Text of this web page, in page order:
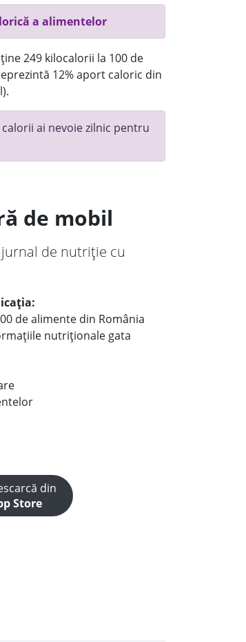
a alimentelor
249 kilocalorii la 100 de
12% aport caloric din
ai nevoie zilnic pentru
de mobil
de nutriție cu
de alimente din România
nutriționale gata
din
Store